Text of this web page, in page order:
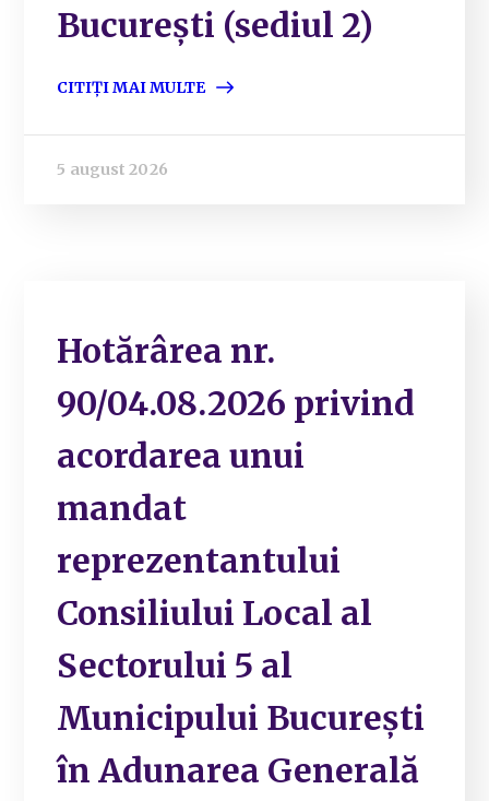
București (sediul 2)
CITIȚI MAI MULTE
5 august 2026
Hotărârea nr.
90/04.08.2026 privind
acordarea unui
mandat
reprezentantului
Consiliului Local al
Sectorului 5 al
Municipului București
în Adunarea Generală